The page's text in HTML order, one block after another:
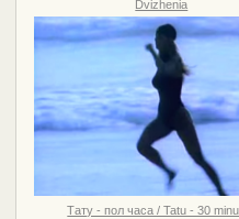
Dvizhenia
Тату - пол часа / Tatu - 30